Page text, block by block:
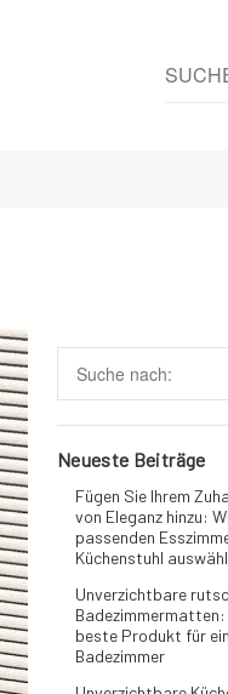
Neueste Beiträge
Fügen Sie Ihrem
von Eleganz hinzu:
passenden
Küchenstuhl
Unverzichtbare
Badezimmermatten:
beste Produkt für
Badezimmer